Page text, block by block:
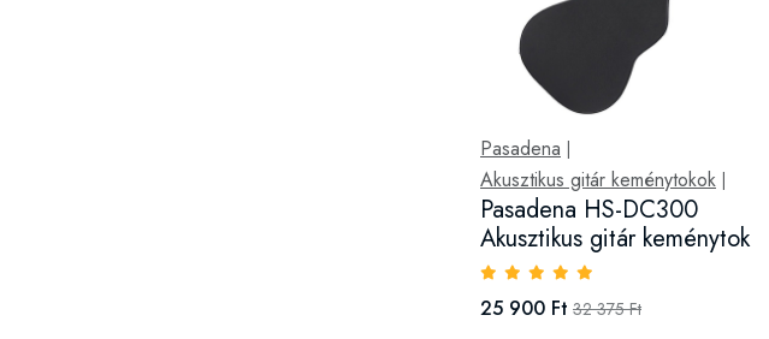
Pasadena
Akusztikus gitár keménytokok
Pasadena HS-DC300
Akusztikus gitár keménytok
25 900 Ft 32 375 Ft